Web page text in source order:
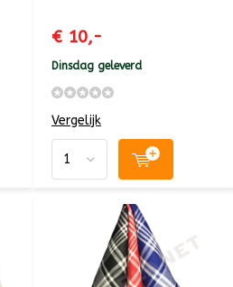
€ 10,-
Dinsdag geleverd
Vergelijk